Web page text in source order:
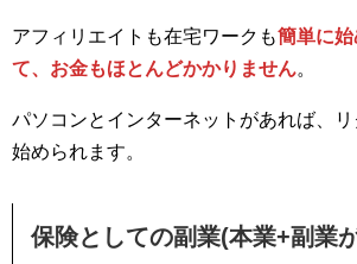
アフィリエイトも在宅ワークも簡単に
て、お金もほとんどかかりません。
パソコンとインターネットがあれば、
始められます。
保険としての副業(本業+副業